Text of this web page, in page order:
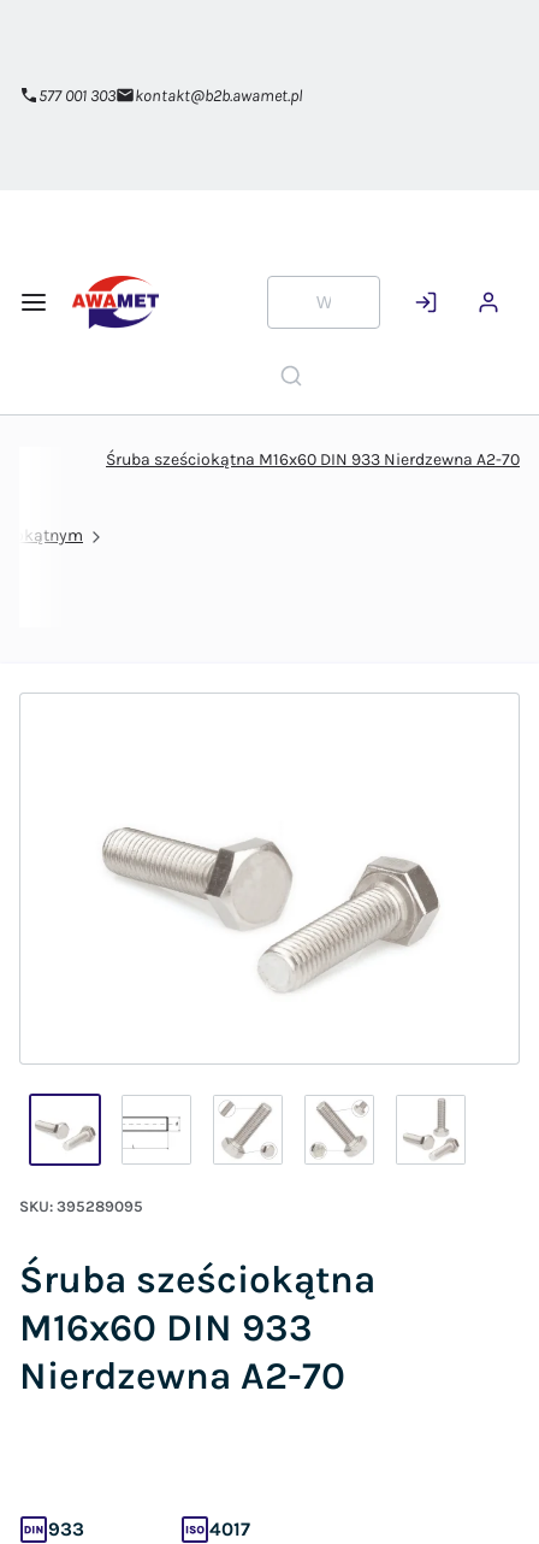
577 001 303
kontakt@b2b.awamet.pl
Śruba sześciokątna M16x60 DIN 933 Nierdzewna A2-70
SKU: 395289095
Śruba sześciokątna
M16x60 DIN 933
Nierdzewna A2-70
933 4017